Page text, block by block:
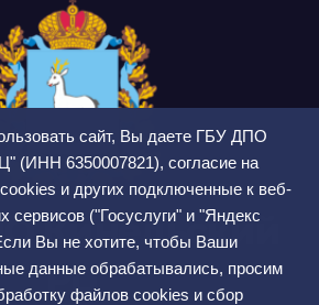
сайт, Вы даете ГБУ ДПО
(ИНН 6350007821), согласие на
и других подключенные к веб-
сервисов ("Госуслуги" и "Яндекс
Вы не хотите, чтобы Ваши
данные обрабатывались, просим
файлов cookies и сбор
Кинельский
РЦ